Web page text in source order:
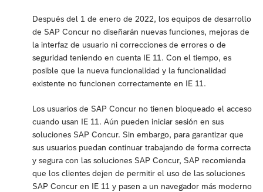
Después del 1 de enero de 2022, los equipos de desarrollo
de SAP Concur no diseñarán nuevas funciones, mejoras de
la interfaz de usuario ni correcciones de errores o de
seguridad teniendo en cuenta IE 11. Con el tiempo, es
posible que la nueva funcionalidad y la funcionalidad
existente no funcionen correctamente en IE 11.
Los usuarios de SAP Concur no tienen bloqueado el acceso
cuando usan IE 11. Aún pueden iniciar sesión en sus
soluciones SAP Concur. Sin embargo, para garantizar que
sus usuarios puedan continuar trabajando de forma correcta
y segura con las soluciones SAP Concur, SAP recomienda
que los clientes dejen de permitir el uso de las soluciones
SAP Concur en IE 11 y pasen a un navegador más moderno